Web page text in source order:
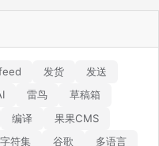
发货
发送
雷鸟
草稿箱
编译
果果CMS
字符集 谷歌 多语言